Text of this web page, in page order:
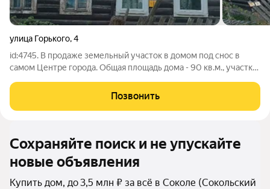
улица Горького,4
id:4745. В продаже земельный участок в домом под снос в
самом Центре города. Общая площадь дома - 90 кв.м., участка
Требует капитального ремонта или дом под снос. -
Коммуникации: центральный
Позвонить
Сохраняйте поиск и не упускайте
новые объявления
Купить дом, до 3,5 млн ₽ за всё в Соколе (Сокольский